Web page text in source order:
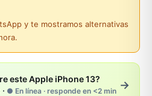
y te mostramos alternativas
este Apple iPhone 13?
● En línea · responde en <2 min →